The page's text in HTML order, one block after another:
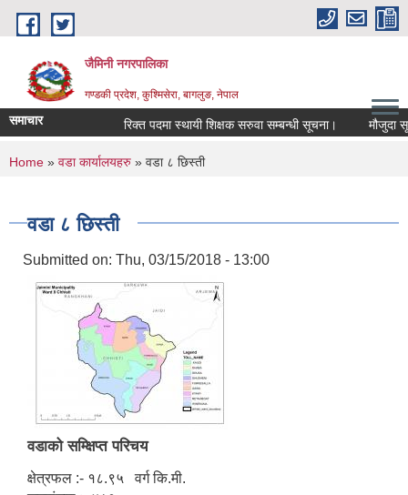
Skip to main content
जैमिनी नगरपालिका
गण्डकी प्रदेश, कुश्मिसेरा, बागलुङ, नेपाल
समाचार रिक्त पदमा स्थायी शिक्षक सरुवा सम्बन्धी सूचना। मौजुदा
You are here
Home » वडा कार्यालयहरु » वडा ८ छिस्ती
वडा ८ छिस्ती
Submitted on: Thu, 03/15/2018 - 13:00
वडाको सम्क्षिप्त परिचय
क्षेत्रफल :- १८.९५ वर्ग कि.मी.